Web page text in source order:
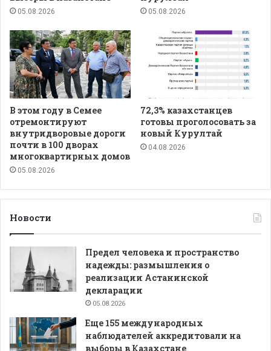
05.08.2026 05.08.2026
В этом году в Семее
отремонтируют
внутридворовые дороги
почти в 100 дворах
многоквартирных домов
05.08.2026
72,3% казахстанцев
готовы проголосовать за
новый Курултай
04.08.2026
Новости
Предел человека и пространство
надежды: размышления о
реализации Астанинской
декларации
05.08.2026
Еще 155 международных
наблюдателей аккредитовали на
выборы в Казахстане